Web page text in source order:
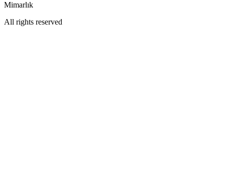
Mimarlık
All rights reserved